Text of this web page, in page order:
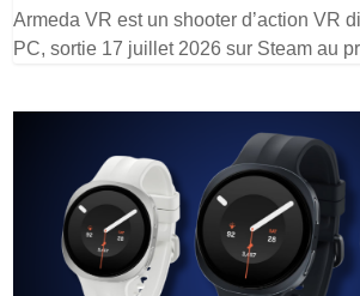
Armeda VR est un shooter d’action VR
PC, sortie 17 juillet 2026 sur Steam au